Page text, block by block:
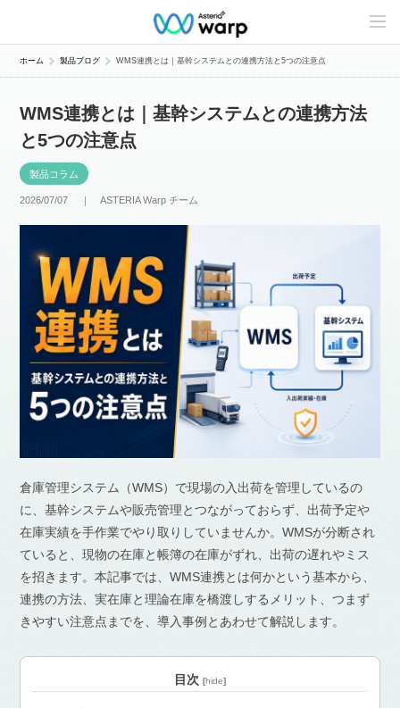
C
n
e
ホーム 製品ブログ WMS連携とは｜基幹システムとの連携方法と5つの注意点
WMS連携とは｜基幹システムとの連携方法
と5つの注意点
製品コラム
2026/07/07 ｜ASTERIA Warp チーム
倉庫管理システム（WMS）で現場の入出荷を管理しているの
に、基幹システムや販売管理とつながっておらず、出荷予定や
在庫実績を手作業でやり取りしていませんか。WMSが分断され
ていると、現物の在庫と帳簿の在庫がずれ、出荷の遅れやミス
を招きます。本記事では、WMS連携とは何かという基本から、
連携の方法、実在庫と理論在庫を橋渡しするメリット、つまず
きやすい注意点までを、導入事例とあわせて解説します。
目次 [hide]